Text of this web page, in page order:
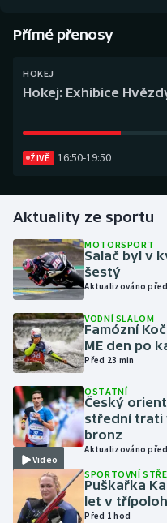
Box
Dostihy
Golf
Gymnastika
Házená
Jezdectví
Judo
Krasobruslení
Lezení
Lyže a snowboard
Přímé přenosy
HOKEJ
Hokej: Exhibice
ŽIVĚ 16:50-19:50
Aktuality ze sportu
MOTORSPORT
Salač byl v
šestý
Aktualizováno
VODNÍ SLALOM
Famózní
ME den po
Před 23 min
Video
OSTATNÍ
Český
střední trati
bronz
Aktualizováno
SPORTOVNÍ
Puškařka
let v
Před 1 hod